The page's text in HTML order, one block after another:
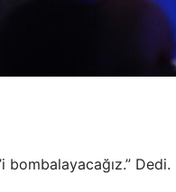
bombalayacağız.” Dedi.